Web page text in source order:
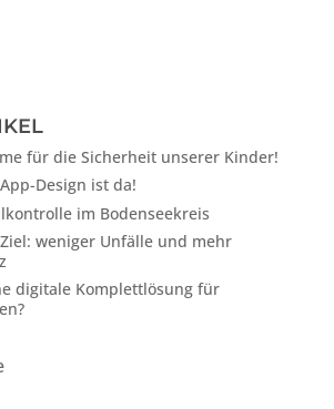
für die Sicherheit unserer Kinder!
Design ist da!
im Bodenseekreis
weniger Unfälle und mehr
digitale Komplettlösung für